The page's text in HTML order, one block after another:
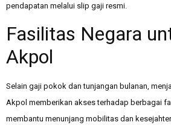
pendapatan melalui slip gaji resmi.
Fasilitas Negara
Akpol
Selain gaji pokok dan tunjangan bulanan,
Akpol memberikan akses terhadap berbagai
membantu menunjang mobilitas dan